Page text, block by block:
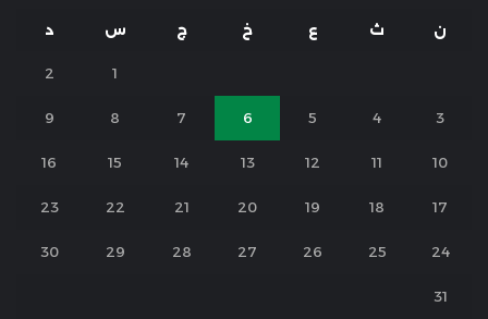
ن ث ع خ ج س د
1
2
3
4
5
6
7
8
9
10
11
12
13
14
15
16
17
18
19
20
21
22
23
24
25
26
27
28
29
30
31